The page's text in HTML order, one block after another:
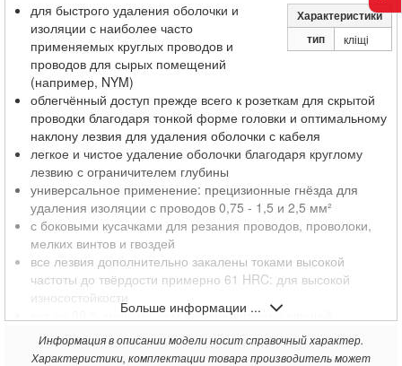
Характеристики
тип
кліщі
для быстрого удаления оболочки и
изоляции с наиболее часто
применяемых круглых проводов и
проводов для сырых помещений
(например, NYM)
облегчённый доступ прежде всего к розеткам для скрытой
проводки благодаря тонкой форме головки и оптимальному
наклону лезвия для удаления оболочки с кабеля
легкое и чистое удаление оболочки благодаря круглому
лезвию с ограничителем глубины
универсальное применение: прецизионные гнёзда для
удаления изоляции с проводов 0,75 - 1,5 и 2,5 мм²
с боковыми кусачками для резания проводов, проволоки,
мелких винтов и гвоздей
все лезвия дополнительно закалены токами высокой
частоты до твёрдости примерно 61 HRC: для высокой
износостойкости
вес на 30 % меньше, чем вес аналогичных клещей
ванадиевая сталь, кованая, многоступенчатая закалка в
масле
Больше информации ...
Информация в описании модели носит справочный характер.
Характеристики, комплектации товара производитель может